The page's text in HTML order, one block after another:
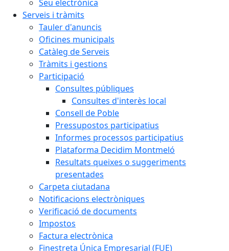
Seu electrònica
Serveis i tràmits
Tauler d'anuncis
Oficines municipals
Catàleg de Serveis
Tràmits i gestions
Participació
Consultes públiques
Consultes d'interès local
Consell de Poble
Pressupostos participatius
Informes processos participatius
Plataforma Decidim Montmeló
Resultats queixes o suggeriments
presentades
Carpeta ciutadana
Notificacions electròniques
Verificació de documents
Impostos
Factura electrònica
Finestreta Única Empresarial (FUE)